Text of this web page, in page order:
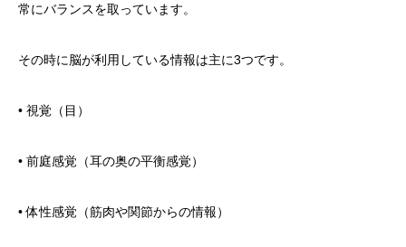
常にバランスを取っています。
その時に脳が利用している情報は主に3つです。
• 視覚（目）
• 前庭感覚（耳の奥の平衡感覚）
• 体性感覚（筋肉や関節からの情報）